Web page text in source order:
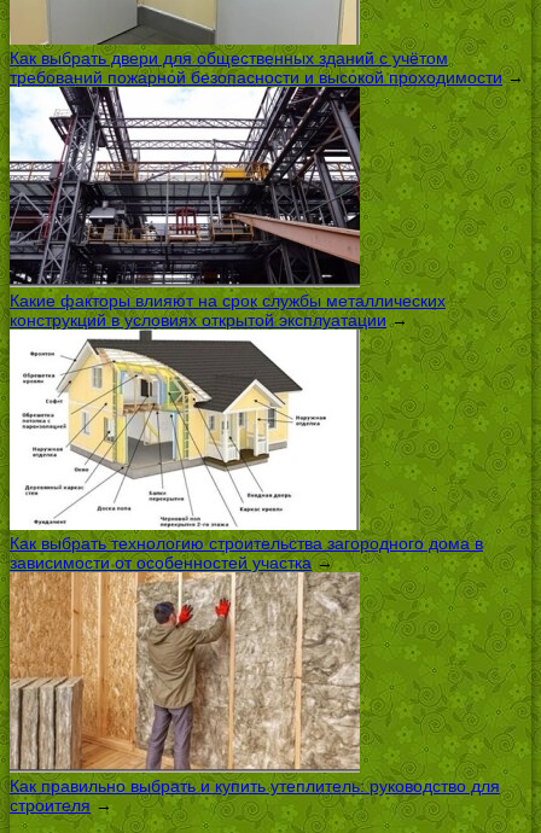
Как выбрать двери для общественных зданий с учётом
требований пожарной безопасности и высокой проходимости→
Какие факторы влияют на срок службы металлических
конструкций в условиях открытой эксплуатации →
Как выбрать технологию строительства загородного дома в
зависимости от особенностей участка→
Как правильно выбрать и купить утеплитель: руководство для
строителя →